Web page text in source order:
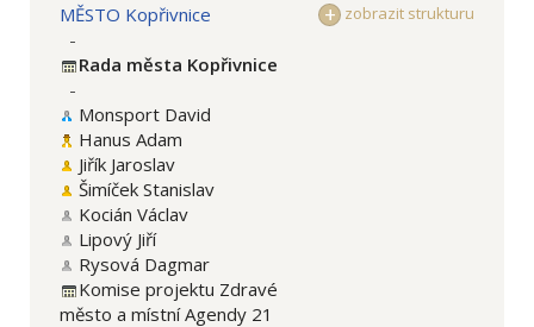
zobrazit strukturu
MĚSTO Kopřivnice
-
Rada města Kopřivnice
-
Monsport David
Hanus Adam
Jiřík Jaroslav
Šimíček Stanislav
Kocián Václav
Lipový Jiří
Rysová Dagmar
Komise projektu Zdravé
město a místní Agendy 21